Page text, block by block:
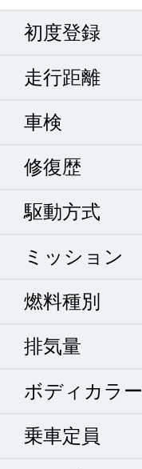
初度登録
走行距離
車検
修復歴
駆動方式
ミッション
燃料種別
排気量
ボディカラー
乗車定員